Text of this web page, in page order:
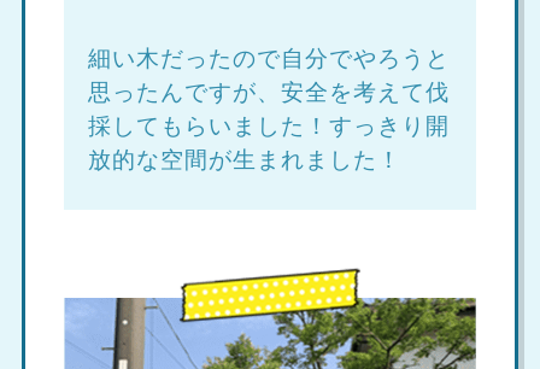
細い木だったので自分でやろうと
思ったんですが、安全を考えて伐
採してもらいました！すっきり開
放的な空間が生まれました！